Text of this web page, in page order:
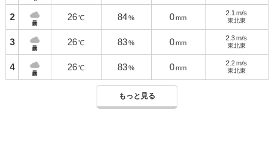
2
曇
26 ℃ 84 % 0 mm
2.1 m/s
東北東
3
曇
26 ℃ 83 % 0 mm
2.3 m/s
東北東
4
曇
26 ℃ 83 % 0 mm
2.2 m/s
東北東
もっと見る